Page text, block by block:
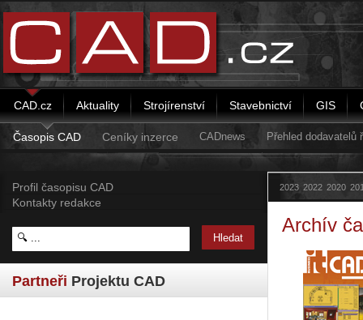
CAD.cz Aktuality Strojírenství Stavebnictví GIS
Časopis CAD Ceníky inzerce CADnews Přehled
Profil časopisu CAD
Kontakty redakce
Partneři Projektu CAD
2023 2022 2020
Archív